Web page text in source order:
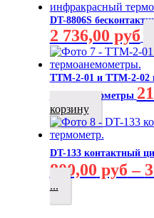
DT-8806S
2 736,00 руб
ТТМ-2-01 и ТТМ-2-02
термоанемометры
корзину
DT-133 контактный
800,00 руб –
...